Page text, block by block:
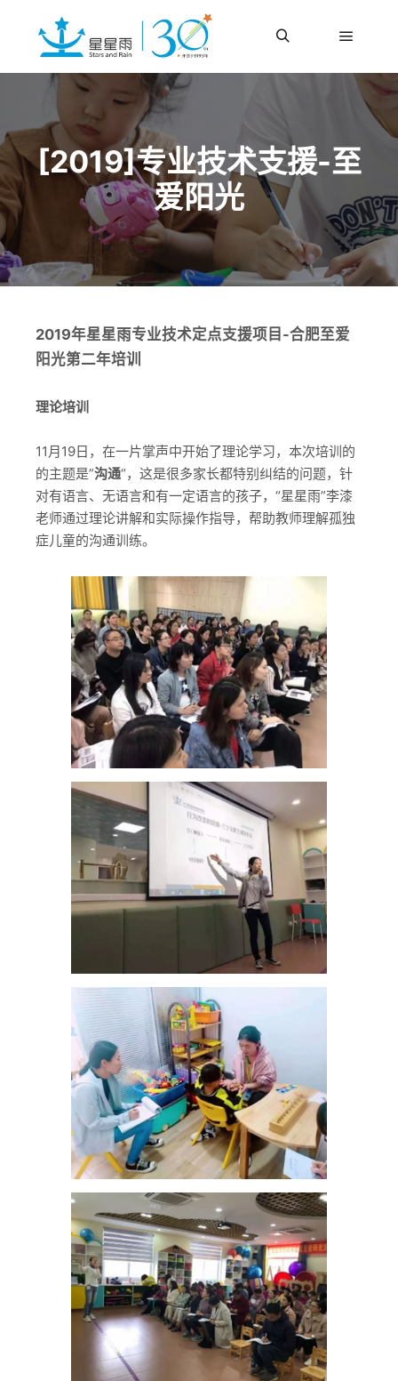
[2019]专业技术支援-至
爱阳光
2019年星星雨专业技术定点支援项目-合肥至爱
阳光第二年培训
理论培训
11月19日，在一片掌声中开始了理论学习，本次培训的
的主题是”沟通“，这是很多家长都特别纠结的问题，针
对有语言、无语言和有一定语言的孩子，“星星雨”李漆
老师通过理论讲解和实际操作指导，帮助教师理解孤独
症儿童的沟通训练。